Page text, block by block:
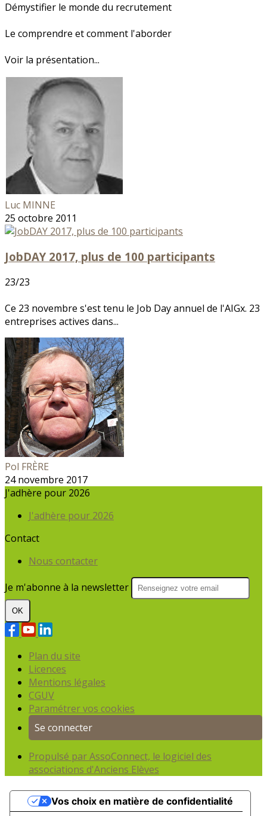
Démystifier le monde du recrutement
Le comprendre et comment l'aborder
Voir la présentation...
Luc MINNE
25 octobre 2011
JobDAY 2017, plus de 100 participants
23/23
Ce 23 novembre s'est tenu le Job Day annuel de l'AIGx. 23
entreprises actives dans...
Pol FRÈRE
24 novembre 2017
J'adhère pour 2026
J'adhère pour 2026
Contact
Nous contacter
Je m'abonne à la newsletter
OK
Plan du site
Licences
Mentions légales
CGUV
Paramétrer vos cookies
Se connecter
Propulsé par AssoConnect, le logiciel des
associations d'Anciens Elèves
Vos choix en matière de confidentialité